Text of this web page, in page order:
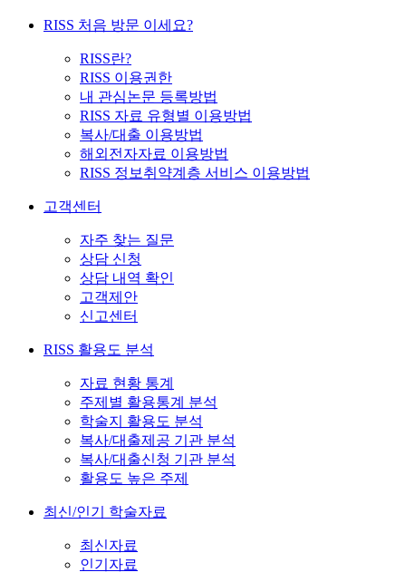
RISS 처음 방문 이세요?
RISS란?
RISS 이용권한
내 관심논문 등록방법
RISS 자료 유형별 이용방법
복사/대출 이용방법
해외전자자료 이용방법
RISS 정보취약계층 서비스 이용방법
고객센터
자주 찾는 질문
상담 신청
상담 내역 확인
고객제안
신고센터
RISS 활용도 분석
자료 현황 통계
주제별 활용통계 분석
학술지 활용도 분석
복사/대출제공 기관 분석
복사/대출신청 기관 분석
활용도 높은 주제
최신/인기 학술자료
최신자료
인기자료